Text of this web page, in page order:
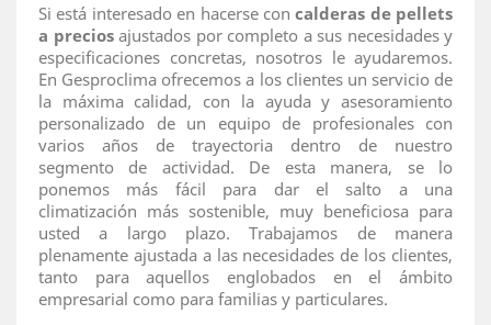
Si está interesado en hacerse concalderas de pellets
a preciosajustados por completo a sus necesidades y
especificaciones concretas, nosotros le ayudaremos.
En Gesproclima ofrecemos a los clientes un servicio de
la máxima calidad, con la ayuda y asesoramiento
personalizado de un equipo de profesionales con
varios años de trayectoria dentro de nuestro
segmento de actividad. De esta manera, se lo
ponemos más fácil para dar el salto a una
climatización más sostenible, muy beneficiosa para
usted a largo plazo. Trabajamos de manera
plenamente ajustada a las necesidades de los clientes,
tanto para aquellos englobados en el ámbito
empresarial como para familias y particulares.